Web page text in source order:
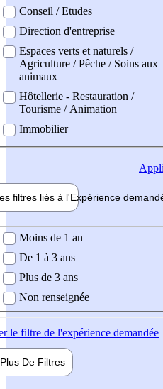
Conseil / Etudes
Direction d'entreprise
Espaces verts et naturels /
Agriculture / Pêche / Soins aux
animaux
Hôtellerie - Restauration /
Tourisme / Animation
Immobilier
filtres liés à l'Expérience
demandée
Moins de 1 an
De 1 à 3 ans
Plus de 3 ans
Non renseignée
le filtre de l'expérience demandée
Plus De Filtres